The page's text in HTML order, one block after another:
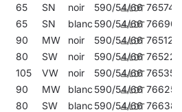
65 SN noir 590/54/66 765742
65 SN blanc 590/54/66 766909
90 MW noir 590/54/66 765124
80 SW noir 590/54/66 765223
105 VW noir 590/54/66 765353
90 MW blanc 590/54/66 766251
80 SW blanc 590/54/66 766381